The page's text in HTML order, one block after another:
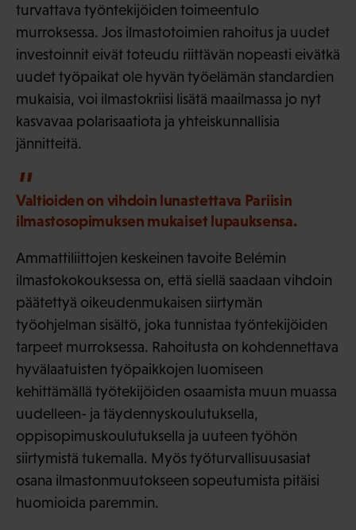
turvattava työntekijöiden toimeentulo
murroksessa. Jos ilmastotoimien rahoitus ja uudet
investoinnit eivät toteudu riittävän nopeasti eivätkä
uudet työpaikat ole hyvän työelämän standardien
mukaisia, voi ilmastokriisi lisätä maailmassa jo nyt
kasvavaa polarisaatiota ja yhteiskunnallisia
jännitteitä.
Valtioiden on vihdoin lunastettava Pariisin
ilmastosopimuksen mukaiset lupauksensa.
Ammattiliittojen keskeinen tavoite Belémin
ilmastokokouksessa on, että siellä saadaan vihdoin
päätettyä oikeudenmukaisen siirtymän
työohjelman sisältö, joka tunnistaa työntekijöiden
tarpeet murroksessa. Rahoitusta on kohdennettava
hyvälaatuisten työpaikkojen luomiseen
kehittämällä työtekijöiden osaamista muun muassa
uudelleen- ja täydennyskoulutuksella,
oppisopimuskoulutuksella ja uuteen työhön
siirtymistä tukemalla. Myös työturvallisuusasiat
osana ilmastonmuutokseen sopeutumista pitäisi
huomioida paremmin.